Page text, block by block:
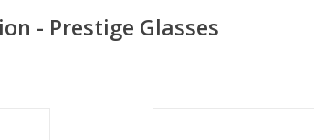
- Prestige Glasses